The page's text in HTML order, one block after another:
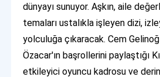
dünyayı sunuyor. Aşkın, aile
temaları ustalıkla işleyen dizi,
yolculuğa çıkaracak. Cem
Özacar'ın başrollerini paylaştığı
etkileyici oyuncu kadrosu ve